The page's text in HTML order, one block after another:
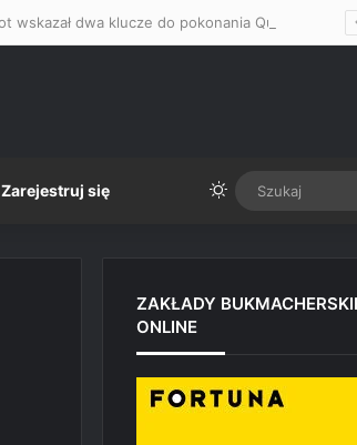
Zarejestruj się Switch skin
ZAKŁADY
ONLINE